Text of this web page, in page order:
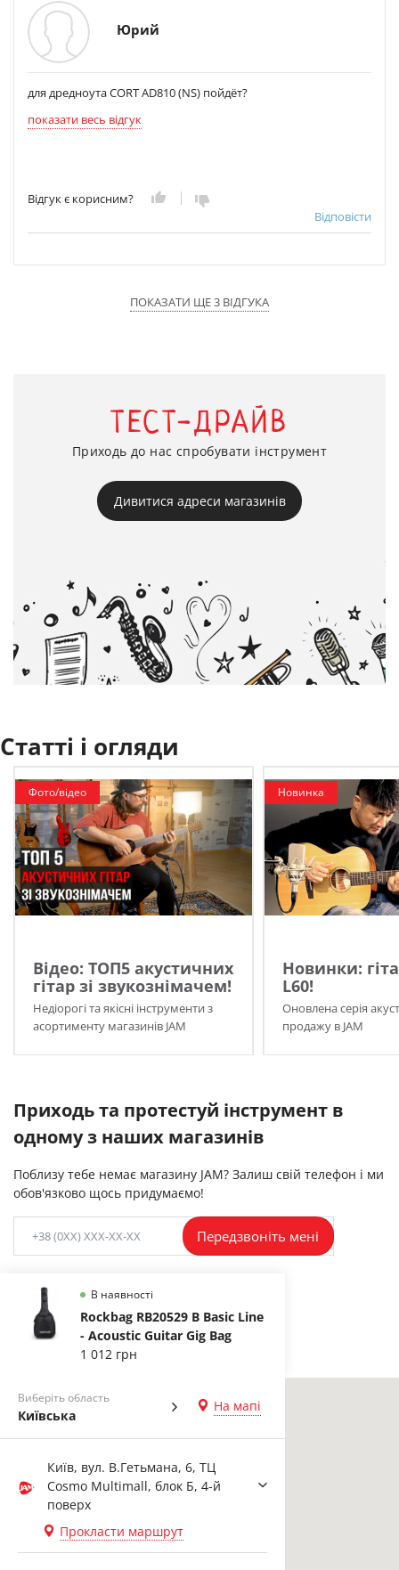
Юрий
для дредноута CORT AD810 (NS) пойдёт?
показати весь відгук
Відгук є корисним?
Відповісти
ПОКАЗАТИ ЩЕ 3 ВІДГУКА
ТЕСТ-ДРАЙВ
Приходь до нас спробувати інструмент
Дивитися адреси магазинів
Статті і огляди
Фото/відео
Відео: ТОП5 акустичних
гітар зі звукознімачем!
Недіорогі та якісні інструменти з
асортименту магазинів JAM
Новинка
Новинки:
L60!
Оновлена серія
продажу в JAM
Приходь та протестуй інструмент в
одному з наших магазинів
Поблизу тебе немає магазину JAM? Залиш свій телефон і ми
обов'язково щось придумаємо!
В наявності
Rockbag RB20529 B Basic Line
- Acoustic Guitar Gig Bag
1 012 грн
Виберіть область
Київська
На мапі
Київ, вул. В.Гетьмана, 6, ТЦ
Cosmo Multimall, блок Б, 4-й
поверх
Прокласти маршрут
Передзвоніть мені